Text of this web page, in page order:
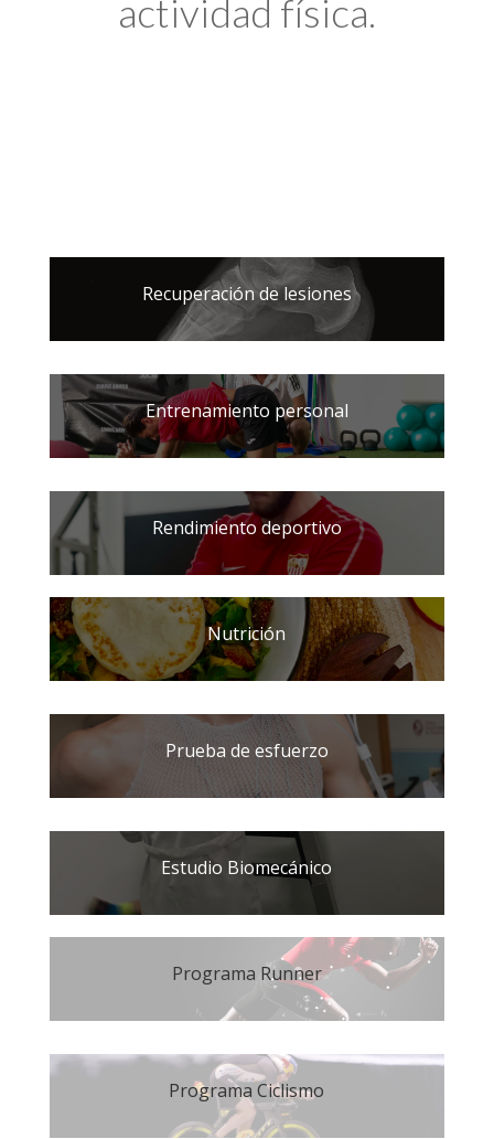
actividad física.
Recuperación de lesiones
Entrenamiento personal
Rendimiento deportivo
Nutrición
Prueba de esfuerzo
Estudio Biomecánico
Programa Runner
Programa Ciclismo